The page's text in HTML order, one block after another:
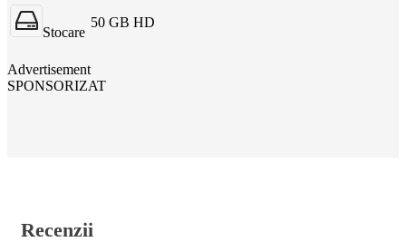
Stocare
50 GB HD
Advertisement
SPONSORIZAT
Recenzii